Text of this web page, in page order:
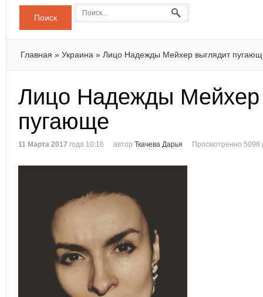
Поиск
Главная » Украина » Лицо Надежды Мейхер выглядит
Лицо Надежды Мейхер
пугающе
11 Марта 2017 года 10:16 автор Ткачева Дарья Просмотренно 5098